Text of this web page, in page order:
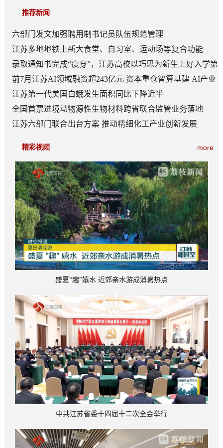
推荐新闻
六部门发文加强聘用制书记员队伍规范管理
江苏多地地铁上新大食堂、自习室、运动场等复合功能
——从“客流通道”到“生活场景”
录取通知书完成“瘦身”，江苏高校以巧思为新生上好入学第
一课
前7月江苏AI领域融资超243亿元 资本重仓智算基建 AI产业
底盘夯实
江苏第一代美国白蛾发生面积同比下降近半
全国首票进境动物源性生物材料跨省联合监管业务落地
江苏六部门联合出台方案 推动精细化工产业创新发展
more
精彩视频
盛夏“趣”嬉水 近郊亲水游成消暑热点
中共江苏省委十四届十二次全会举行